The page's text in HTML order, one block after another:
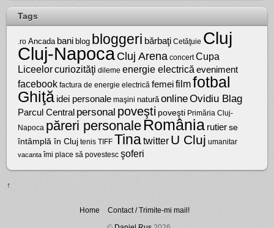
Tags
.ro Ancada bani blog bloggeri bărbaţi Cetăţuie Cluj
Cluj-NapocaCluj Arena concert Cupa
Liceelorcuriozităţi dileme energie electrică eveniment
facebook factura de energie electrică femei filmfotbal
Ghiţă idei personale maşini natură onlineOvidiu Blag
Parcul Central personal poveşti poveşti Primăria Cluj-
Napoca păreri personale România rutier se
întâmplă în Cluj tenis TIFF Tinatwitter U Cluj umanitar
vacanta îmi place să povestesc şoferi
↑
Home Contact / Trimite-mi mail!